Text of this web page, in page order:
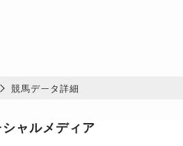
競馬データ詳細
シャルメディア